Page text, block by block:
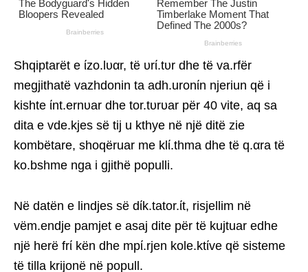
Shqiptarët e ίzo.lυαr, të υrί.tυr dhe të va.rfër
megjithatë vazhdonin ta adh.uronίn njeriun që i
kishte ίnt.ernυar dhe tor.tυrυar për 40 vite, aq sa
dita e vde.kjes së tij u kthye në një ditë zie
kombëtare, shoqëruar me klί.thma dhe të q.αra të
ko.bshme nga i gjithë populli.
Në datën e lindjes së dίk.tator.ίt, risjellim në
vëm.endje pamjet e asaj dite për të kujtuar edhe
një herë frί kën dhe mpί.rjen kole.ktίve që sisteme
të tilla krijonë në popull.